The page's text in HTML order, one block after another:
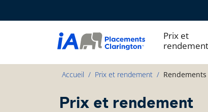
Prix et
rendement
Accueil Prix et rendement Rendements
Prix et rendement